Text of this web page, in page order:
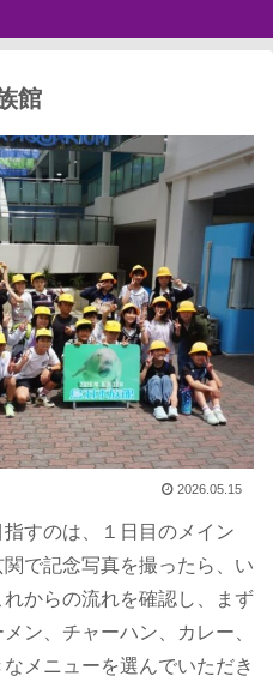
館
2026.05.15
すのは、１日目のメイン
関で記念写真を撮ったら、い
からの流れを確認し、まず
ン、チャーハン、カレー、
メニューを選んでいただき